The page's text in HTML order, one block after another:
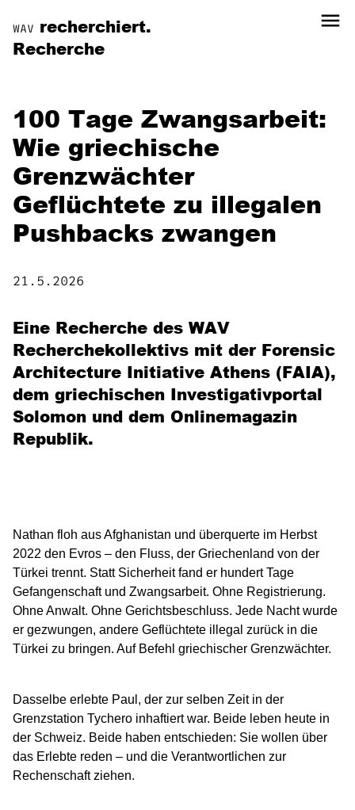
WAV recherchiert. menu
Recherche
100 Tage Zwangsarbeit:
Wie griechische
Grenzwächter
Geflüchtete zu illegalen
Pushbacks zwangen
21.5.2026
Eine Recherche des WAV
Recherchekollektivs mit der Forensic
Architecture Initiative Athens (FAIA),
dem griechischen Investigativportal
Solomon und dem Onlinemagazin
Republik.
Nathan floh aus Afghanistan und überquerte im Herbst
2022 den Evros – den Fluss, der Griechenland von der
Türkei trennt. Statt Sicherheit fand er hundert Tage
Gefangenschaft und Zwangsarbeit. Ohne Registrierung.
Ohne Anwalt. Ohne Gerichtsbeschluss. Jede Nacht wurde
er gezwungen, andere Geflüchtete illegal zurück in die
Türkei zu bringen. Auf Befehl griechischer Grenzwächter.
Dasselbe erlebte Paul, der zur selben Zeit in der
Grenzstation Tychero inhaftiert war. Beide leben heute in
der Schweiz. Beide haben entschieden: Sie wollen über
das Erlebte reden – und die Verantwortlichen zur
Rechenschaft ziehen.